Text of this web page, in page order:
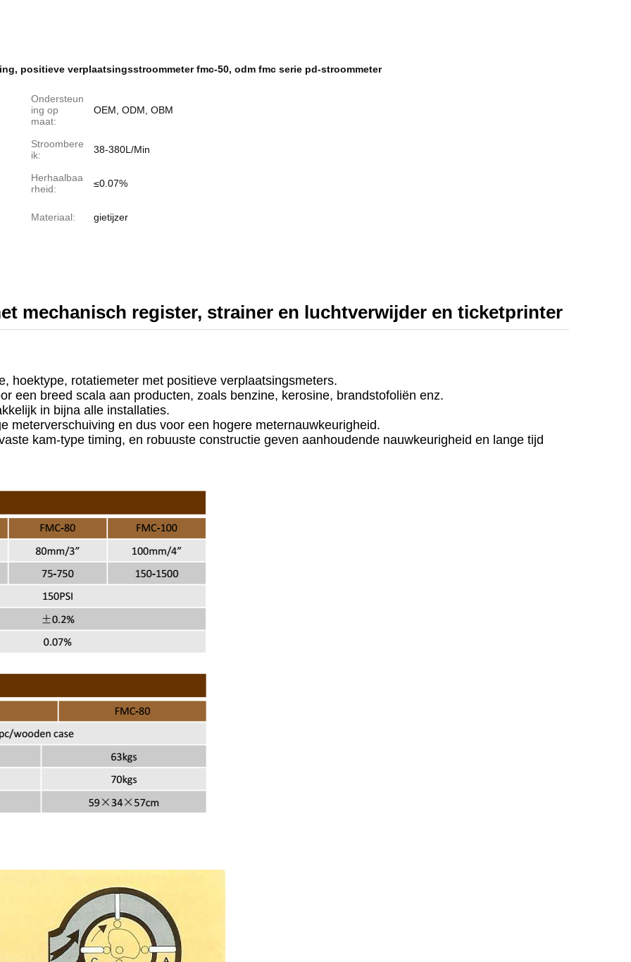
, positieve verplaatsingsstroommeter fmc-50, odm fmc serie pd-stroommeter
Ondersteun
ing op
maat:
OEM, ODM, OBM
Stroombere
ik:
38-380L/Min
Herhaalbaa
rheid:
≤0.07%
Materiaal: gietijzer
mechanisch register, strainer en luchtverwijder en ticketprinter
hoektype, rotatiemeter met positieve verplaatsingsmeters.
een breed scala aan producten, zoals benzine, kerosine, brandstofoliën enz.
in bijna alle installaties.
meterverschuiving en dus voor een hogere meternauwkeurigheid.
kam-type timing, en robuuste constructie geven aanhoudende nauwkeurigheid en lange tijd